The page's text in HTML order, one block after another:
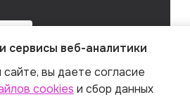
сервисы веб-аналитики
вы даете согласие
cookies и сбор данных